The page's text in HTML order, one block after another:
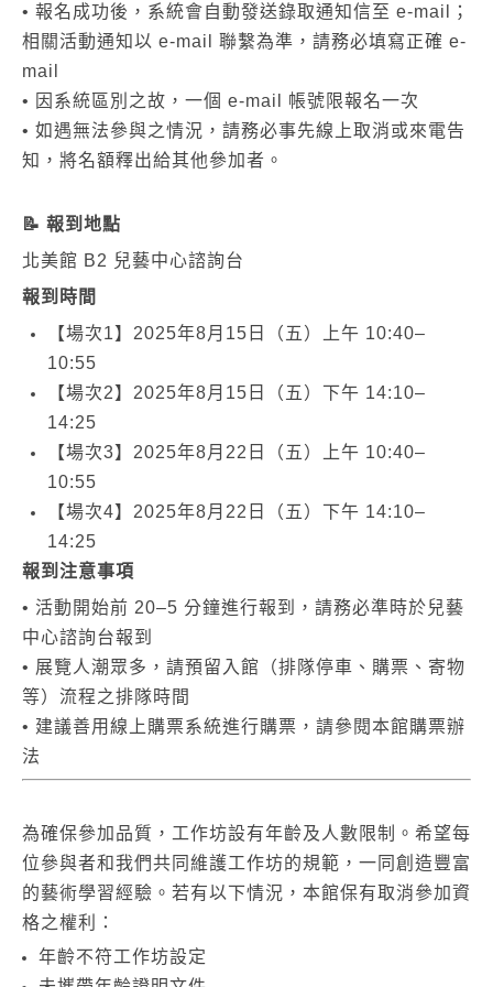
• 報名成功後，系統會自動發送錄取通知信至 e-mail
；
相關活動通知以 e-mail 聯繫為準，請務必填寫正確 e-
mail
• 因系統區別之故，一個 e-mail 帳號限報名一次
• 如遇無法參與之情況，請務必事先線上取消或來電告
知，將名額釋出給其他參加者。
📝 報到地點
北美館 B2 兒藝中心諮詢台
報到時間
【場次1】 2025年8月 15 日（五）上午 10:40–
10:55
【場次2】 2025年8月 15 日（五）下午 14:10–
14:25
【場次3】 2025年8月 22 日（五）上午 10:40–
10:55
【場次4】 2025年8月 22 日（五）下午 14:10–
14:25
報到注意事項
• 活動開始前 20–5 分鐘進行報到，請務必準時於兒藝
中心諮詢台報到
• 展覽人潮眾多，請預留入館（排隊停車、購票、寄物
等）流程之排隊時間
• 建議善用線上購票系統進行購票，請參閱本館購票辦
法
為確保參加品質，工作坊設有年齡及人數限制。希望每
位參與者和我們共同維護工作坊的規範，一同創造豐富
的藝術學習經驗。若有以下情況，本館保有取消參加資
格之權利：
年齡不符工作坊設定